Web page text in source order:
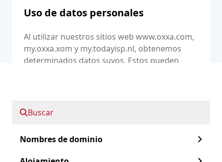
Nombres de dominio
Buscar
Uso de datos personales
Al utilizar nuestros sitios web www.oxxa.com,
my.oxxa.xom y my.todayisp.nl, obtenemos
determinados datos suyos. Estos pueden
servicio que haya solicitado (por ejemplo, a
través del formulario de contacto o para la
faciliten, quede claro que nos serán
proporcionados para su procesamiento. No